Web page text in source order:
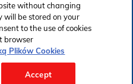
- All rights reserved
Cookies
Netykieta
without changing
will be stored on your
to the use of cookies
browser
Plików Cookies
Accept